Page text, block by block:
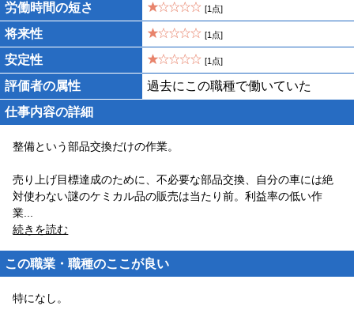
労働時間の短さ [1点]
将来性 [1点]
安定性 [1点]
評価者の属性
過去にこの職種で働いていた
仕事内容の詳細
整備という部品交換だけの作業。
売り上げ目標達成のために、不必要な部品交換、自分の車には絶
対使わない謎のケミカル品の販売は当たり前。利益率の低い作
業
続きを読む
この職業・職種のここが良い
特になし。